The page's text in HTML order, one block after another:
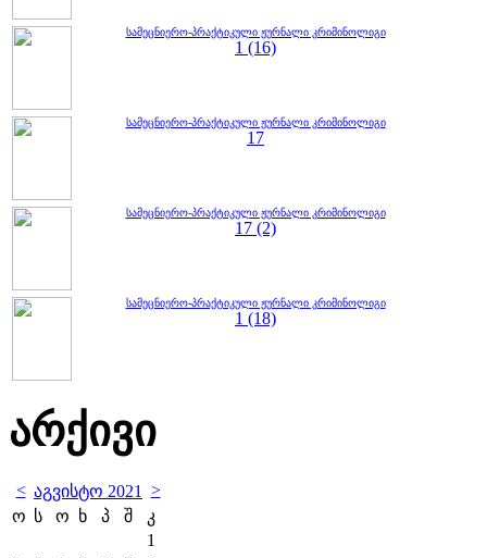
სამეცნიერო-პრაქტიკული ჟურნალი კრიმინოლიგი
1 (16)
სამეცნიერო-პრაქტიკული ჟურნალი კრიმინოლიგი
17
სამეცნიერო-პრაქტიკული ჟურნალი კრიმინოლიგი
17 (2)
სამეცნიერო-პრაქტიკული ჟურნალი კრიმინოლიგი
1 (18)
არქივი
< აგვისტო 2021
>
ო ს ო ხ პ შ
კ
1